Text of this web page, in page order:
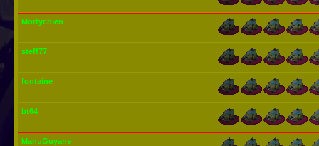
Mortychien
steff77
fontaine
bt64
ManuGuyane